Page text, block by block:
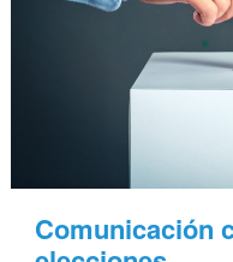
Comunicación